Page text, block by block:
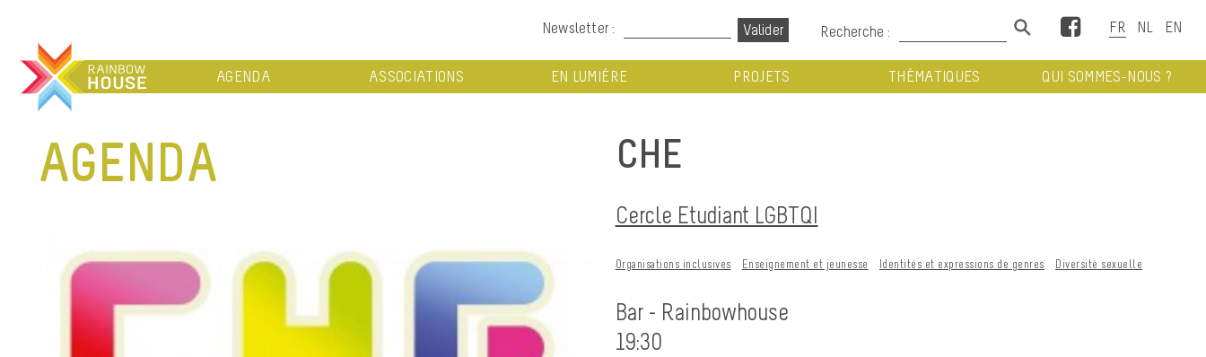
Newsletter : Recherche : Facebook
AGENDA ASSOCIATIONS EN LUMIÈRE PROJETS THÉMATIQUES QUI SOMMES-NOUS ?
AGENDA CHE
Cercle Etudiant LGBTQI
Organisations inclusives Enseignement et jeunesse Identités et expressions de genres Diversité sexuelle
Bar - Rainbowhouse
19:30